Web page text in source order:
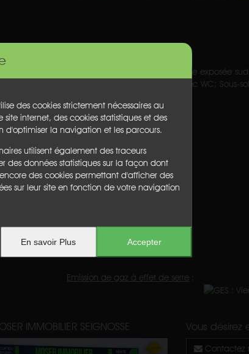
des cookies strictement nécessaires au
internet, des cookies statistiques et des
d'optimiser la navigation et les parcours.
utilisent également des traceurs
des données statistiques sur la façon dont
des cookies permettant d'afficher des
sur leur site en fonction de votre navigation
En savoir Plus Accepter
séjour lumineux traversant donnant sur terrasse exposée
3 belles chambres, une salle d'eau avec WC; Sous-
Cave :non
Garage :non
Parking :non
Chauffage : nc
Emission de gaz à effet de serre
IMMOBILIER SEIGNOSSE Vous désirez
Contactez